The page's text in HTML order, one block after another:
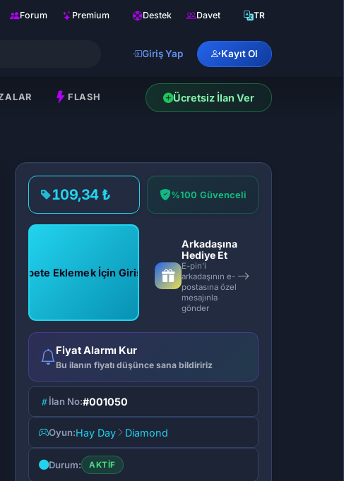
Forum Premium Destek Davet TR
Giriş Yap Kayıt Ol
FLASH Ücretsiz İlan Ver
109,34 ₺ %100 Güvenceli
Sepete Eklemek İçin Giriş Yap
Arkadaşına
Hediye Et
E-pin'i
arkadaşının e-
postasına özel
mesajınla
gönder
Fiyat Alarmı Kur
Bu ilanın fiyatı düşünce sana bildiririz
İlan No:#001050
Oyun:Hay Day Diamond
Durum: AKTIF